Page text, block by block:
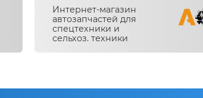
Интернет-магазин
автозапчастей для
спецтехники и
сельхоз. техники